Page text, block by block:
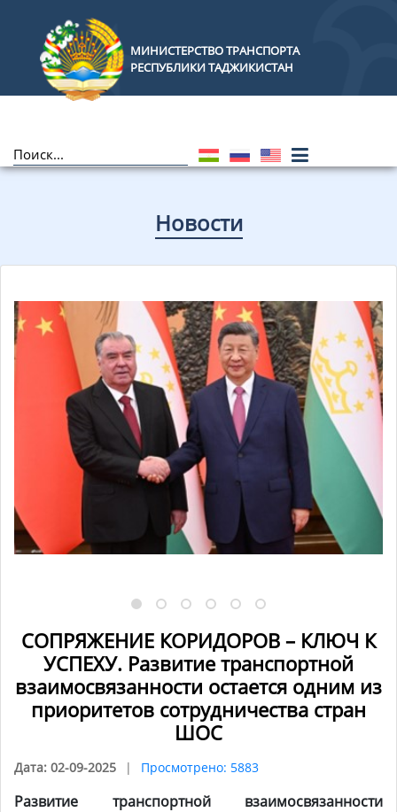
МИНИСТЕРСТВО ТРАНСПОРТА
РЕСПУБЛИКИ ТАДЖИКИСТАН
Новости
СОПРЯЖЕНИЕ КОРИДОРОВ – КЛЮЧ К
УСПЕХУ. Развитие транспортной
взаимосвязанности остается одним из
приоритетов сотрудничества стран
ШОС
Дата: 02-09-2025 Просмотрено: 5883
Развитие транспортной взаимосвязанности